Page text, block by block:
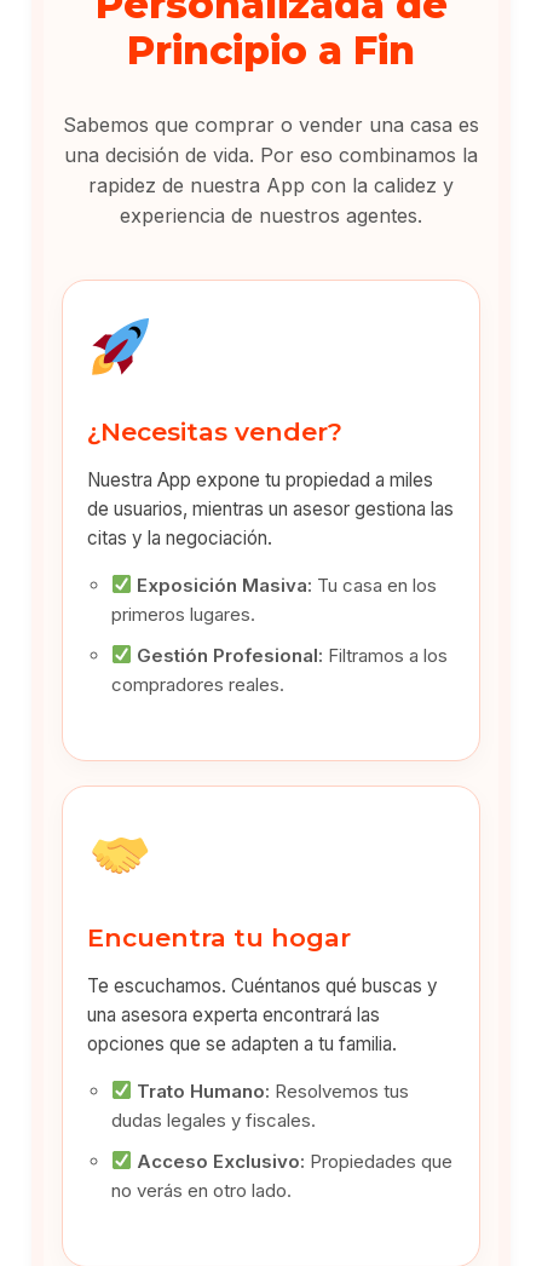
Principio a Fin
Sabemos que comprar o vender una casa es
una decisión de vida. Por eso combinamos la
rapidez de nuestra App con la calidez y
experiencia de nuestros agentes.
¿Necesitas vender?
Nuestra App expone tu propiedad a miles
de usuarios, mientras un asesor gestiona las
citas y la negociación.
Exposición Masiva: Tu casa en los
primeros lugares.
Gestión Profesional: Filtramos a los
compradores reales.
Encuentra tu hogar
Te escuchamos. Cuéntanos qué buscas y
una asesora experta encontrará las
opciones que se adapten a tu familia.
Trato Humano: Resolvemos tus
dudas legales y fiscales.
Acceso Exclusivo: Propiedades que
no verás en otro lado.